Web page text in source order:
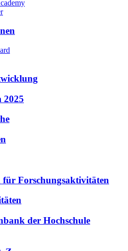
2025
Forschungsaktivitäten
der Hochschule